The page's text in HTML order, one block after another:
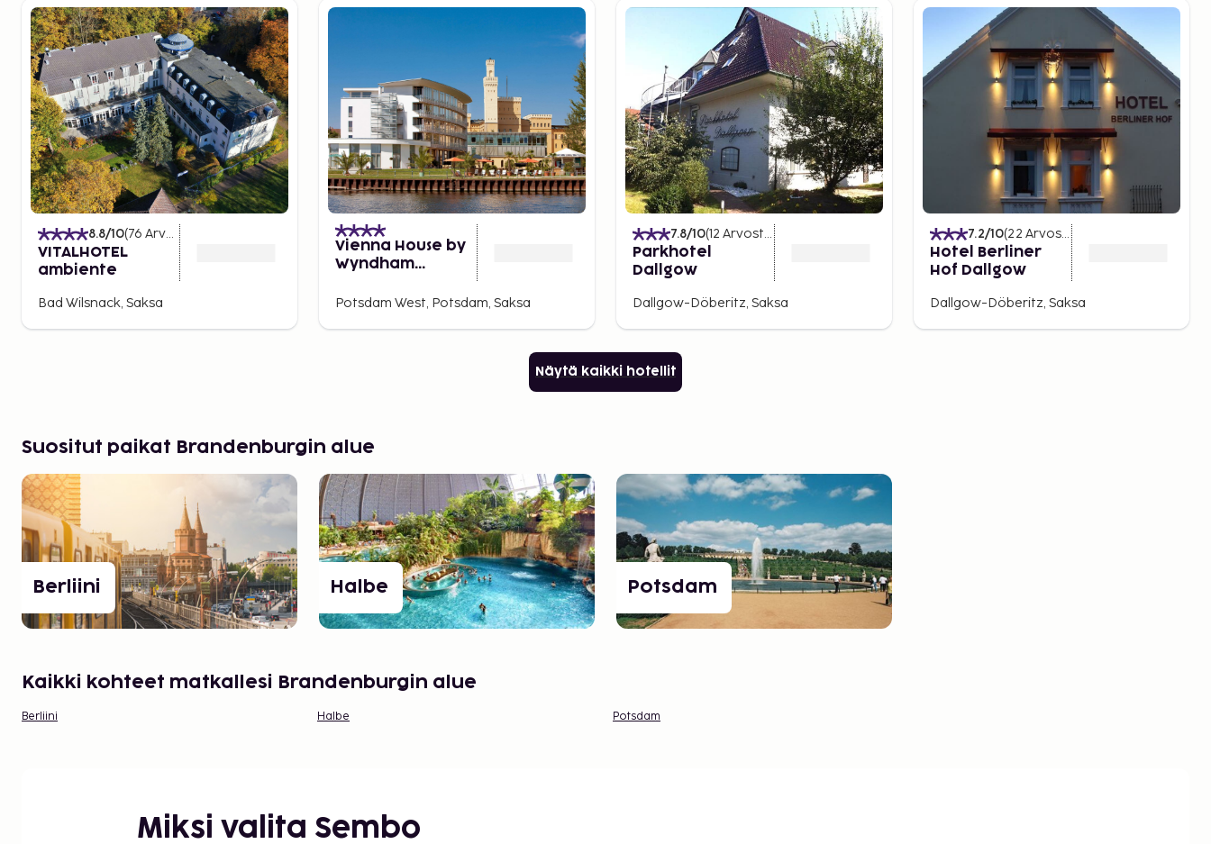
8.8/10(76 Arvostelut
VITALHOTEL
ambiente
Bad Wilsnack, Saksa
Vienna House by
Wyndham
Potsdam
Potsdam West, Potsdam, Saksa
7.8/10(12 Arvostelut
Parkhotel
Dallgow
Dallgow-Döberitz, Saksa
7.2/10(22 Arvostelut
Hotel Berliner
Hof Dallgow
Dallgow-Döberitz, Saksa
Näytä kaikki hotellit
Suositut paikat Brandenburgin alue
Berliini Halbe Potsdam
Kaikki kohteet matkallesi Brandenburgin alue
Berliini Halbe Potsdam
Miksi valita Sembo